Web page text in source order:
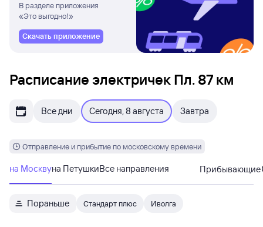
В разделе приложения
«Это выгодно!»
Скачать приложение
Расписание электричек Пл. 87 км
Все дни Сегодня, 8 августа Завтра
Отправление и прибытие по московскому времени
на Москвуна ПетушкиВсе направления Прибывающие
Пораньше Стандарт плюс Иволга